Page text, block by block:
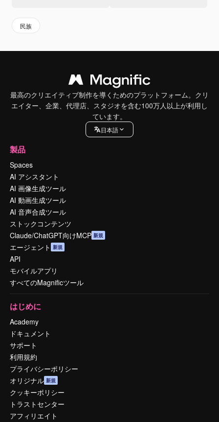
民族
最高のクリエイティブ制作を導くためのプラットフォーム。クリ
エイター、企業、代理店、スタジオを含む100万人以上が利用し
ています。
日本語
製品
Spaces
AI アシスタント
AI 画像生成ツール
AI 動画生成ツール
AI 音声合成ツール
ストックコンテンツ
Claude/ChatGPT向けMCP 新規
エージェント 新規
API
モバイルアプリ
すべてのMagnificツール
はじめに
Academy
ドキュメント
サポート
利用規約
プライバシーポリシー
オリジナル 新規
クッキーポリシー
トラストセンター
アフィリエイト